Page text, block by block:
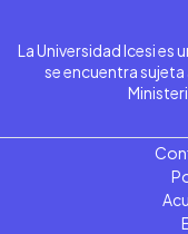
La Universidad Icesi es
se encuentra